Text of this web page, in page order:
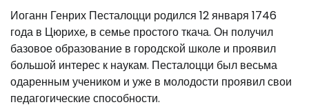
Иоганн Генрих Песталоцци родился 12 января 1746
года в Цюрихе, в семье простого ткача. Он получил
базовое образование в городской школе и проявил
большой интерес к наукам. Песталоцци был весьма
одаренным учеником и уже в молодости проявил свои
педагогические способности.